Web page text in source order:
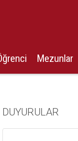
Mezunlar
DUYURULAR